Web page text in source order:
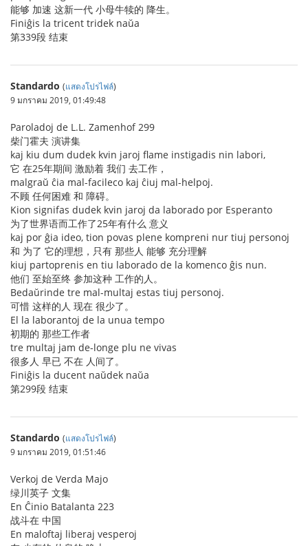
能够 加速 这新一代 小母牛犊的 降生。
Finiĝis la tricent tridek naŭa
第339段 结束
Standardo (แสดงโปรไฟล์)
9 มกราคม 2019, 01:49:48
Paroladoj de L.L. Zamenhof 299
柴门霍夫 演讲集
kaj kiu dum dudek kvin jaroj flame instigadis nin labori,
它 在25年期间 激励着 我们 去工作，
malgraŭ ĉia mal-facileco kaj ĉiuj mal-helpoj.
不顾 任何困难 和 障碍。
Kion signifas dudek kvin jaroj da laborado por Esperanto
为了世界语而工作了25年有什么 意义
kaj por ĝia ideo, tion povas plene kompreni nur tiuj personoj
和 为了 它的理想，只有 那些人 能够 充分理解
kiuj partoprenis en tiu laborado de la komenco ĝis nun.
他们 至始至终 参加这种 工作的人。
Bedaŭrinde tre mal-multaj estas tiuj personoj.
可惜 这样的人 现在 很少了。
El la laborantoj de la unua tempo
初期的 那些工作者
tre multaj jam de-longe plu ne vivas
很多人 早已 不在 人间了。
Finiĝis la ducent naŭdek naŭa
第299段 结束
Standardo (แสดงโปรไฟล์)
9 มกราคม 2019, 01:51:46
Verkoj de Verda Majo
绿川英子 文集
En Ĉinio Batalanta 223
战斗在 中国
En maloftaj liberaj vesperoj